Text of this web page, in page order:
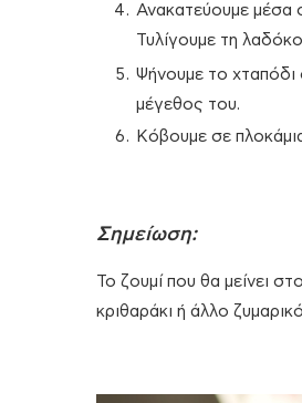
Ανακατεύουμε μέσα
Τυλίγουμε τη
Ψήνουμε το
μέγεθος του.
Κόβουμε σε
Σημείωση:
Το ζουμί που θα μείνει
κριθαράκι ή άλλο